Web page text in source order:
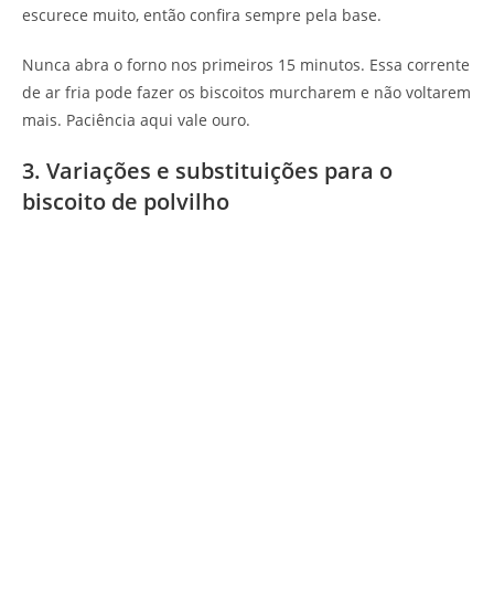
escurece muito, então confira sempre pela base.
Nunca abra o forno nos primeiros 15 minutos. Essa corrente
de ar fria pode fazer os biscoitos murcharem e não voltarem
mais. Paciência aqui vale ouro.
3. Variações e substituições para o
biscoito de polvilho